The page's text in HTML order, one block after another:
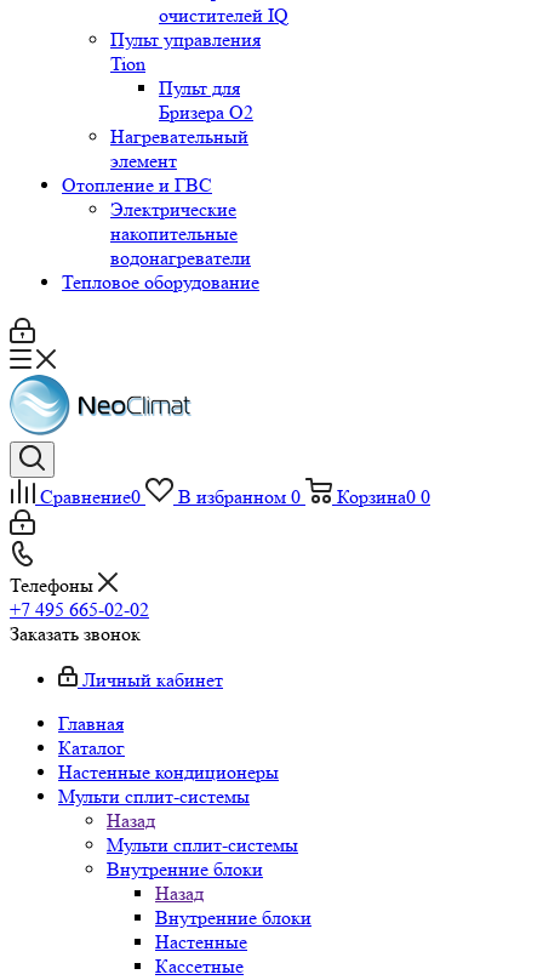
очистителей IQ
Пульт управления
Tion
Пульт для
Бризера O2
Нагревательный
элемент
Отопление и ГВС
Электрические
накопительные
водонагреватели
Тепловое оборудование
Сравнение0 В избранном 0 Корзина0 0
Телефоны
+7 495 665-02-02
Заказать звонок
Личный кабинет
Главная
Каталог
Настенные кондиционеры
Мульти сплит-системы
Назад
Мульти сплит-системы
Внутренние блоки
Назад
Внутренние блоки
Настенные
Кассетные